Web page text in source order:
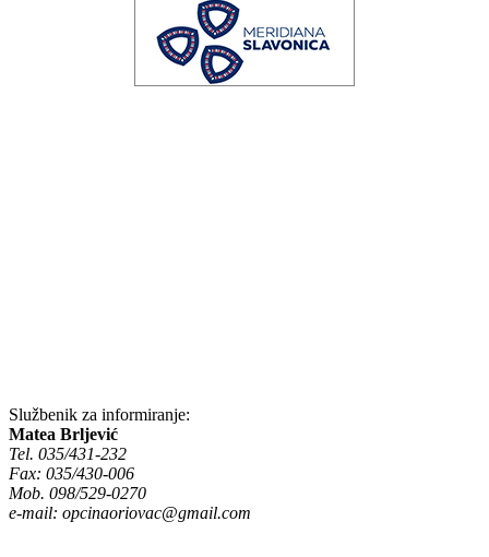
Službenik za informiranje:
Matea Brljević
Tel. 035/431-232
Fax: 035/430-006
Mob. 098/529-0270
e-mail: opcinaoriovac@gmail.com